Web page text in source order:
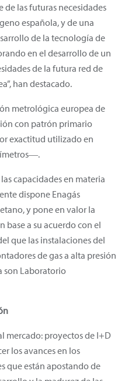
las futuras necesidades
española, y de una
de la tecnología de
en el desarrollo de un
de la futura red de
han destacado.
metrológica europea de
con patrón primario
exactitud utilizado en
capacidades en materia
dispone Enagás
y pone en valor la
a su acuerdo con el
que las instalaciones del
de gas a alta presión
son Laboratorio
mercado: proyectos de I+D
los avances en los
que están apostando de